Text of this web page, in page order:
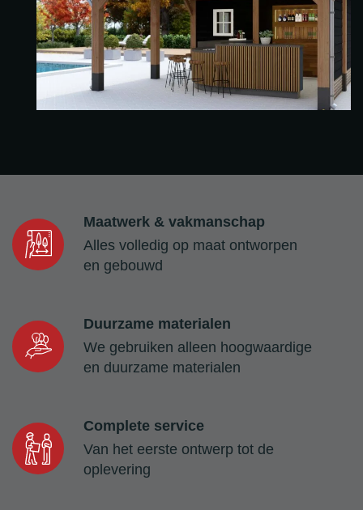
Maatwerk & vakmanschap
Alles volledig op maat ontworpen
en gebouwd
Duurzame materialen
We gebruiken alleen hoogwaardige
en duurzame materialen
Complete service
Van het eerste ontwerp tot de
oplevering